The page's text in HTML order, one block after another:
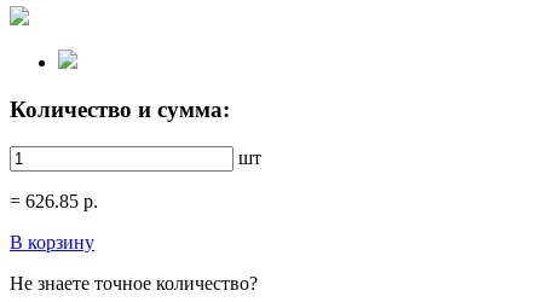
Количество и сумма:
шт
= 626.85 р.
В корзину
Не знаете точное количество?